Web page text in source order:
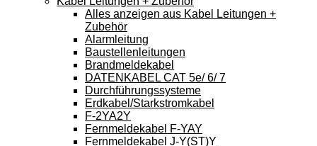
Alles anzeigen aus Kabel Leitungen +
Zubehör
Alarmleitung
Baustellenleitungen
Brandmeldekabel
DATENKABEL CAT 5e/ 6/ 7
Durchführungssysteme
Erdkabel/Starkstromkabel
F-2YA2Y
Fernmeldekabel F-YAY
Fernmeldekabel J-Y(ST)Y